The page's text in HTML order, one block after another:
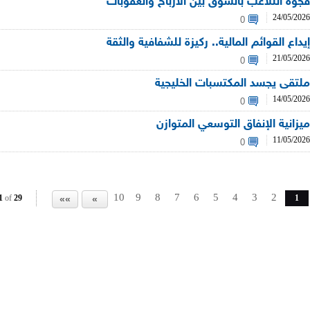
24/05/2026
0
إيداع القوائم المالية.. ركيزة للشفافية والثقة
21/05/2026
0
ملتقى يجسد المكتسبات الخليجية
14/05/2026
0
ميزانية الإنفاق التوسعي المتوازن
11/05/2026
0
1
2
3
4
5
6
7
8
9
10
»
»»
of 29